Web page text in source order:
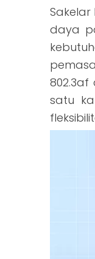
daya
satu